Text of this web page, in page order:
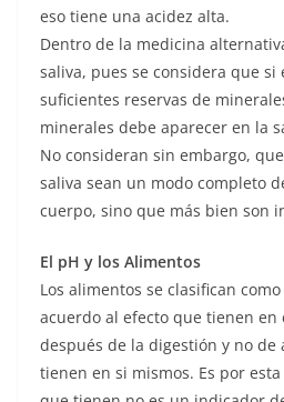
eso tiene una acidez alta.
Dentro de la medicina
saliva, pues se considera que si
suficientes reservas de
minerales debe aparecer en la
No consideran sin embargo,
saliva sean un modo completo
cuerpo, sino que más bien son
El pH y los Alimentos
Los alimentos se clasifican
acuerdo al efecto que tienen
después de la digestión y no de
tienen en si mismos. Es por